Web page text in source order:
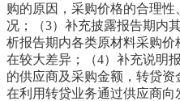
购的原因，采购价格的合理
况；（3）补充披露报告期内
析报告期内各类原材料采购
在较大差异；（4）补充说明
的供应商及采购金额，转贷
在利用转贷业务通过供应商